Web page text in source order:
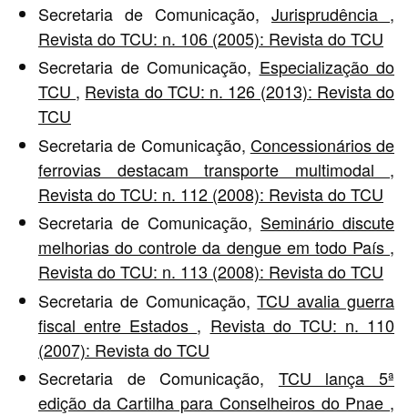
Secretaria de Comunicação, Jurisprudência ,
Revista do TCU: n. 106 (2005): Revista do TCU
Secretaria de Comunicação, Especialização do
TCU , Revista do TCU: n. 126 (2013): Revista do
TCU
Secretaria de Comunicação, Concessionários de
ferrovias destacam transporte multimodal ,
Revista do TCU: n. 112 (2008): Revista do TCU
Secretaria de Comunicação, Seminário discute
melhorias do controle da dengue em todo País ,
Revista do TCU: n. 113 (2008): Revista do TCU
Secretaria de Comunicação,TCU avalia guerra
fiscal entre Estados , Revista do TCU: n. 110
(2007): Revista do TCU
Secretaria de Comunicação, TCU lança 5ª
edição da Cartilha para Conselheiros do Pnae ,